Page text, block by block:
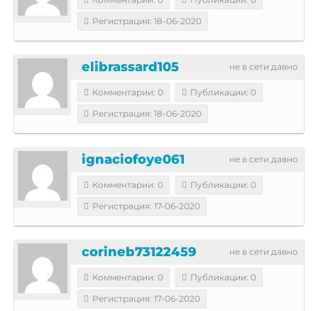
Регистрация: 18-06-2020
не в сети давно
elibrassard105
Комментарии: 0
Публикации: 0
Регистрация: 18-06-2020
не в сети давно
ignaciofoye061
Комментарии: 0
Публикации: 0
Регистрация: 17-06-2020
не в сети давно
corineb73122459
Комментарии: 0
Публикации: 0
Регистрация: 17-06-2020